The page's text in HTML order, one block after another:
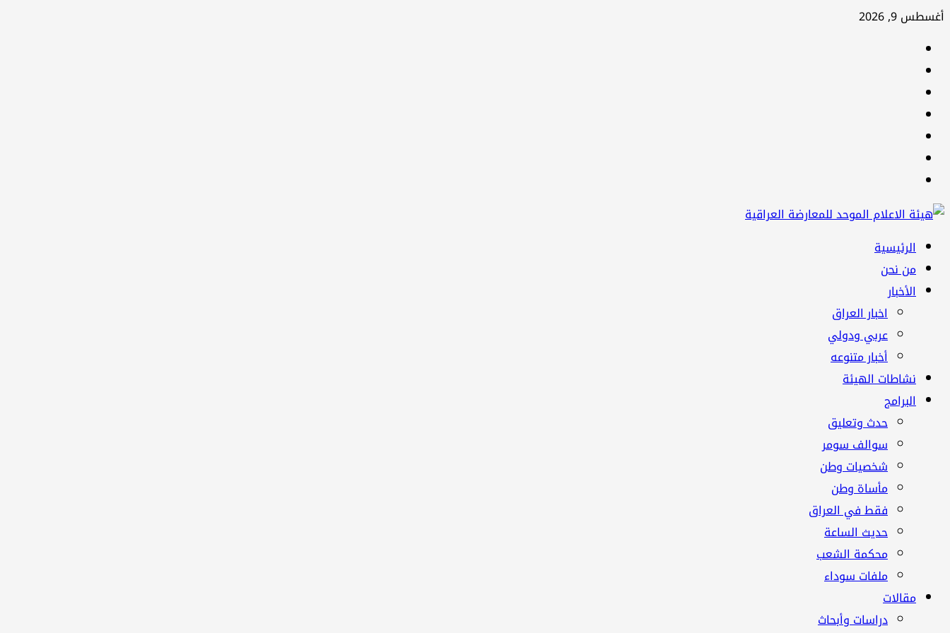
تخطي
أغسطس 9, 2026
القائمة
الرئيسية
الرئيسية
من نحن
الأخبار
اخبار العراق
عربي ودولي
أخبار متنوعه
نشاطات الهيئة
البرامج
حدث وتعليق
سوالف سومر
شخصيات وطن
مأساة وطن
فقط في العراق
حديث الساعة
محكمة الشعب
ملفات سوداء
مقالات
دراسات وأبحاث